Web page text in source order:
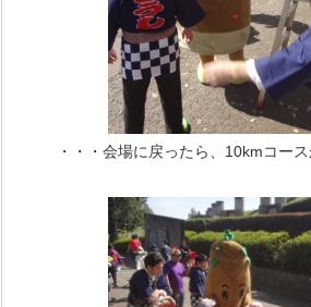
・・・会場に戻ったら、10kmコー